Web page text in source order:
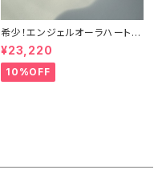
希少！エンジェルオーラハートオ
ブゴッドウィズインピンク・シー
フォームAHGWPK-10シエラ産
アンダラクリスタル
¥23,220
10%OFF